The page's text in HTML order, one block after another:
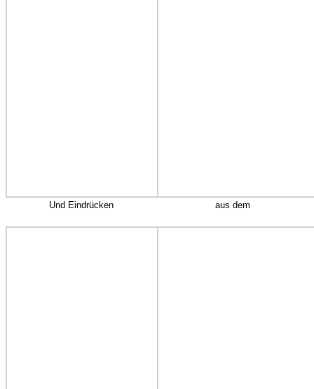
Und Eindrücken aus dem